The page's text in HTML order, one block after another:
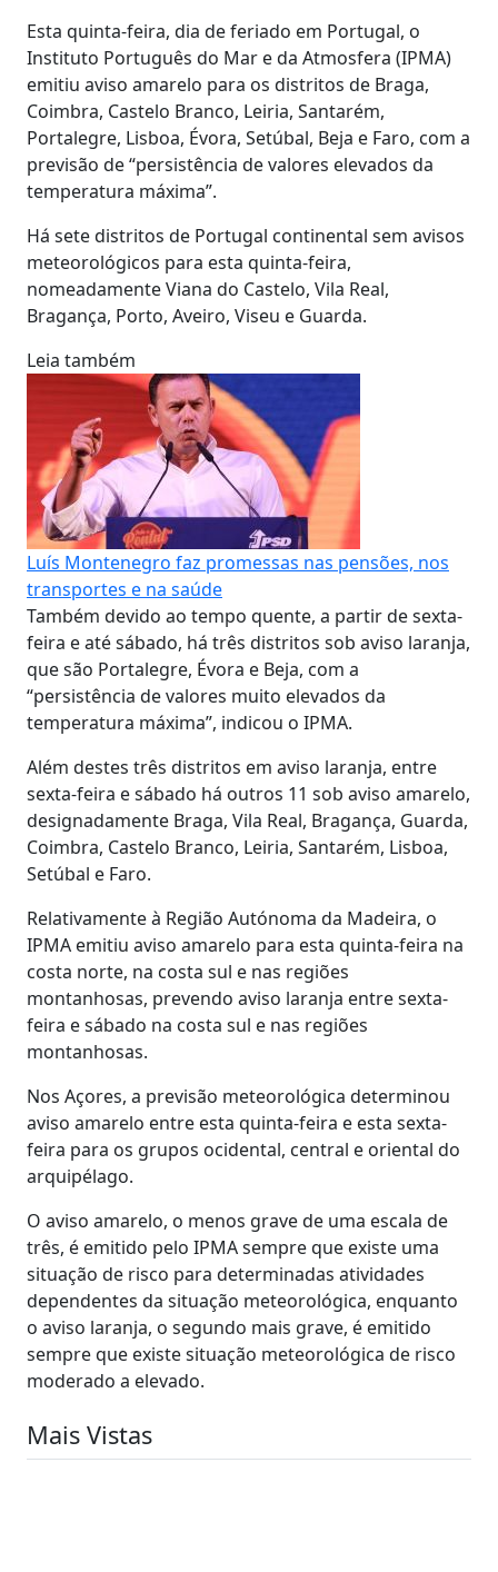
Esta quinta-feira, dia de feriado em Portugal, o
Instituto Português do Mar e da Atmosfera (IPMA)
emitiu aviso amarelo para os distritos de Braga,
Coimbra, Castelo Branco, Leiria, Santarém,
Portalegre, Lisboa, Évora, Setúbal, Beja e Faro, com a
previsão de “persistência de valores elevados da
temperatura máxima”.
Há sete distritos de Portugal continental sem avisos
meteorológicos para esta quinta-feira,
nomeadamente Viana do Castelo, Vila Real,
Bragança, Porto, Aveiro, Viseu e Guarda.
Leia também
Luís Montenegro faz promessas nas pensões, nos
transportes e na saúde
Também devido ao tempo quente, a partir de sexta-
feira e até sábado, há três distritos sob aviso laranja,
que são Portalegre, Évora e Beja, com a
“persistência de valores muito elevados da
temperatura máxima”, indicou o IPMA.
Além destes três distritos em aviso laranja, entre
sexta-feira e sábado há outros 11 sob aviso amarelo,
designadamente Braga, Vila Real, Bragança, Guarda,
Coimbra, Castelo Branco, Leiria, Santarém, Lisboa,
Setúbal e Faro.
Relativamente à Região Autónoma da Madeira, o
IPMA emitiu aviso amarelo para esta quinta-feira na
costa norte, na costa sul e nas regiões
montanhosas, prevendo aviso laranja entre sexta-
feira e sábado na costa sul e nas regiões
montanhosas.
Nos Açores, a previsão meteorológica determinou
aviso amarelo entre esta quinta-feira e esta sexta-
feira para os grupos ocidental, central e oriental do
arquipélago.
O aviso amarelo, o menos grave de uma escala de
três, é emitido pelo IPMA sempre que existe uma
situação de risco para determinadas atividades
dependentes da situação meteorológica, enquanto
o aviso laranja, o segundo mais grave, é emitido
sempre que existe situação meteorológica de risco
moderado a elevado.
Mais Vistas